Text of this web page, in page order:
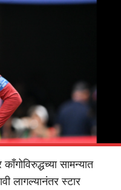
सामन्यात
लागल्यानंतर स्टार